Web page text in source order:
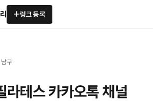
링크 등록
구
라테스 카카오톡 채널